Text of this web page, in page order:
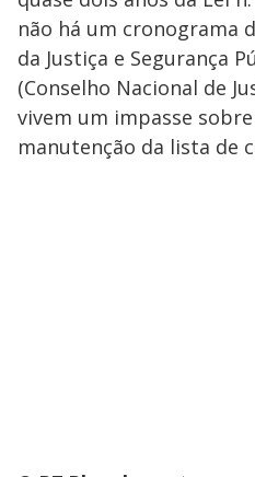
não há um cronograma
da Justiça e Segurança
(Conselho Nacional de
vivem um impasse
manutenção da lista de